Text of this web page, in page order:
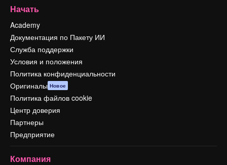
Начать
Academy
Документация по Пакету ИИ
Служба поддержки
Условия и положения
Политика конфиденциальности
Оригиналы Новое
Политика файлов cookie
Центр доверия
Партнеры
Предприятие
Компания